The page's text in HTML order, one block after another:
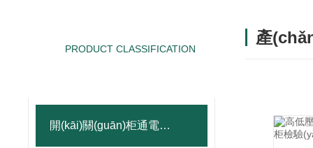
PRODUCT CLASSIFICATION
開(kāi)關(guān)柜通電試驗(yàn)臺(tái)
產